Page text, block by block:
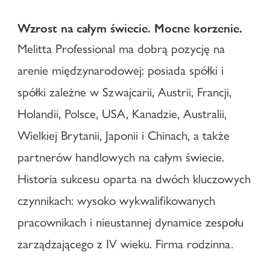
Wzrost na całym świecie. Mocne korzenie.
Melitta Professional ma dobrą pozycję na
arenie międzynarodowej: posiada spółki i
spółki zależne w Szwajcarii, Austrii, Francji,
Holandii, Polsce, USA, Kanadzie, Australii,
Wielkiej Brytanii, Japonii i Chinach, a także
partnerów handlowych na całym świecie.
Historia sukcesu oparta na dwóch kluczowych
czynnikach: wysoko wykwalifikowanych
pracownikach i nieustannej dynamice zespołu
zarządzającego z IV wieku. Firma rodzinna.